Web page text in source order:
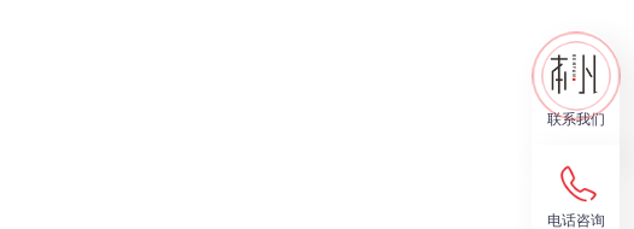
联系我们
电话咨询